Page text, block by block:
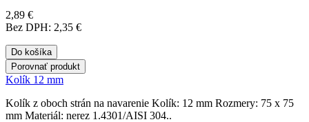
2,89 €
Bez DPH: 2,35 €
Do košíka
Porovnať produkt
Kolík 12 mm
Kolík z oboch strán na navarenie Kolík: 12 mm Rozmery: 75 x 75
mm Materiál: nerez 1.4301/AISI 304..